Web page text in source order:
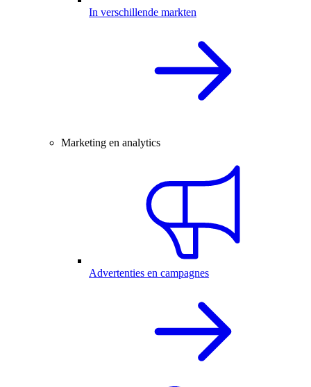
In verschillende markten
Marketing en analytics
Advertenties en campagnes